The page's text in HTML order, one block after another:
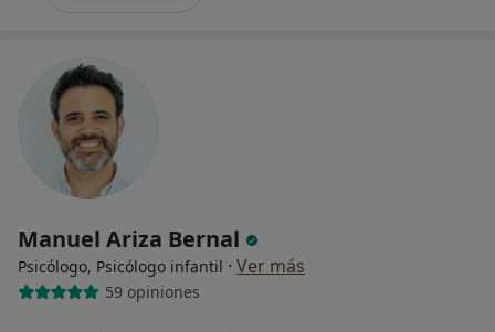
Manuel Ariza Bernal
Psicólogo, Psicólogo infantil · Ver más
59 opiniones